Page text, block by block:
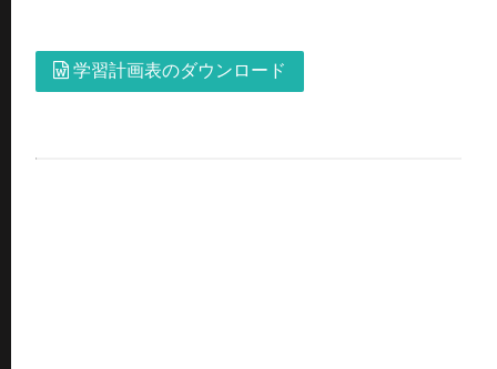
学習計画表のダウンロード